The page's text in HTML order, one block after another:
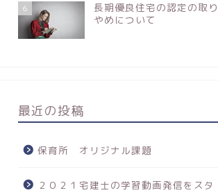
6
長期優良住宅の認定の取り
やめについて
最近の投稿
保育所 オリジナル課題
２０２１宅建士の学習動画発信をスタ